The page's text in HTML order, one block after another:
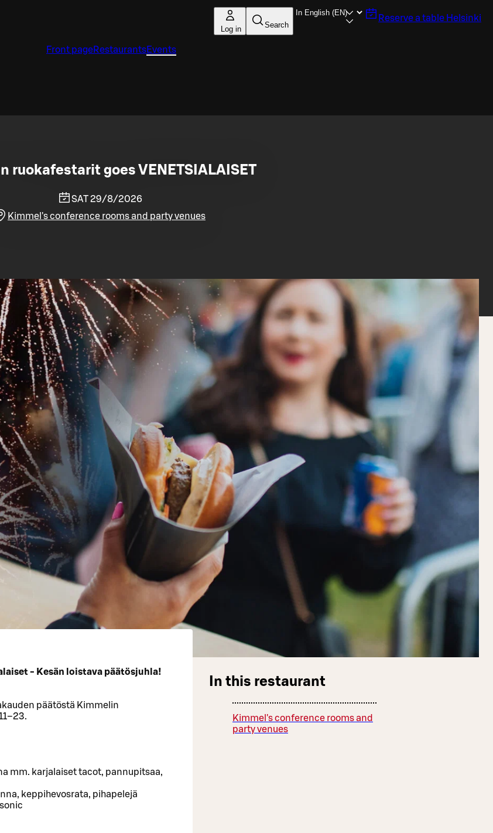
Log in Search
Reserve a table Helsinki
Front pageRestaurantsEvents
ruokafestarit goes VENETSIALAISET
SAT 29/8/2026
Kimmel's conference rooms and party venues
- Kesän loistava päätösjuhla!
päätöstä Kimmelin
mm. karjalaiset tacot, pannupitsaa,
keppihevosrata, pihapelejä
In this restaurant
Kimmel's conference rooms and
party venues